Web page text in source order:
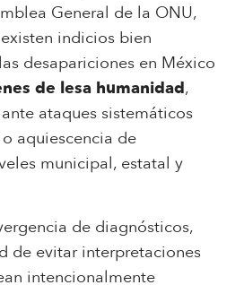
General de la ONU,
indicios bien
desapariciones en México
de lesa humanidad,
ataques sistemáticos
aquiescencia de
municipal, estatal y
de diagnósticos,
de evitar interpretaciones
intencionalmente